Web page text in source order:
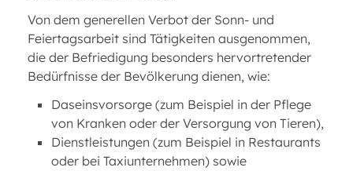
Von dem generellen Verbot der Sonn- und
Feiertagsarbeit sind Tätigkeiten ausgenommen,
die der Befriedigung besonders hervortretender
Bedürfnisse der Bevölkerung dienen, wie:
Daseinsvorsorge (zum Beispiel in der Pflege
von Kranken oder der Versorgung von Tieren),
Dienstleistungen (zum Beispiel in Restaurants
oder bei Taxiunternehmen) sowie